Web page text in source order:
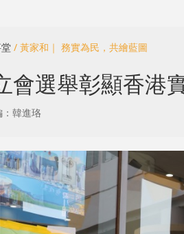
/ 黃家和｜ 務實為民，共繪藍圖
會選舉彰顯香港
：韓進珞